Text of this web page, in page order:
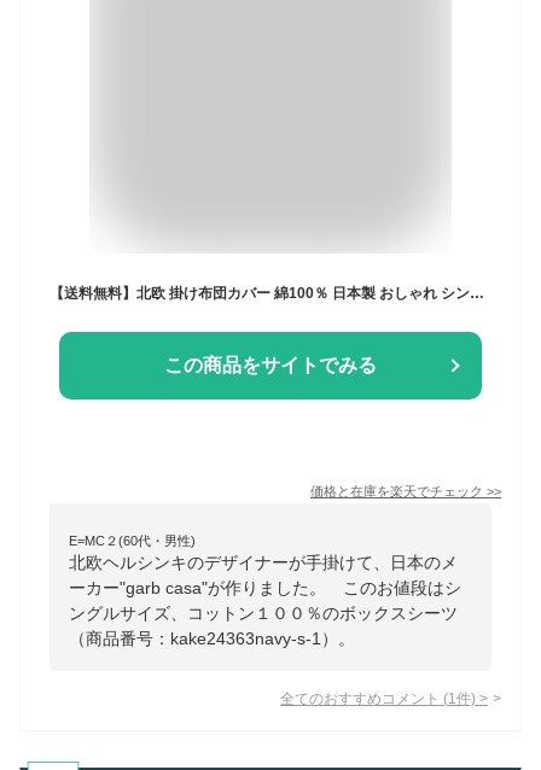
【送料無料】北欧 掛け布団カバー 綿100％ 日本製 おしゃれ シングル ダブル ネイビー グリーン レッド リバーシブル かわいい ファスナー付き 綿 吸水 ガーブカーサ garbcasa シングルロング ふとんカバー 布団カバー 掛けカバー 掛カバー 紺 赤 緑
この商品をサイトでみる
価格と在庫を楽天でチェック >>
E=MC２(60代・男性)
北欧ヘルシンキのデザイナーが手掛けて、日本のメ
ーカー"garb casa"が作りました。 このお値段はシ
ングルサイズ、コットン１００％のボックスシーツ
（商品番号：kake24363navy-s-1）。
全てのおすすめコメント (1 件) >